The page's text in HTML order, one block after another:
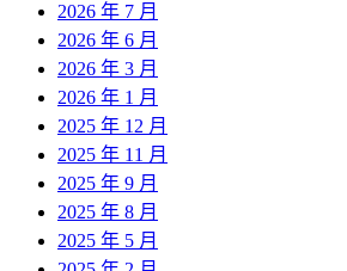
2026 年 7 月
2026 年 6 月
2026 年 3 月
2026 年 1 月
2025 年 12 月
2025 年 11 月
2025 年 9 月
2025 年 8 月
2025 年 5 月